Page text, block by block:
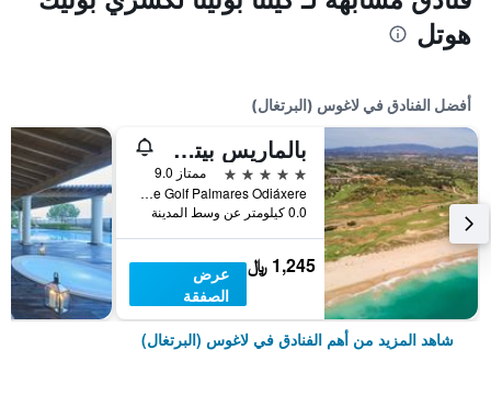
هوتل
أفضل الفنادق في لاغوس (البرتغال)
بالماريس بيتش هاوس هوتل - لدالتس فريندلي
5 نجوم
ممتاز 9.0
Campo de Golf Palmares Odiáxere, لاغوس (البرتغال), منطقة فارو, البرتغال
0.0 كيلومتر عن وسط المدينة
1,245 ﷼
عرض
الصفقة
شاهد المزيد من أهم الفنادق في لاغوس (البرتغال)